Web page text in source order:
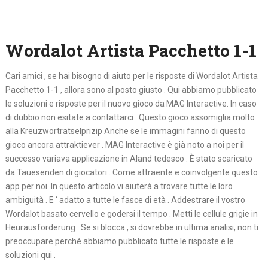
Wordalot Artista Pacchetto 1-1
Cari amici , se hai bisogno di aiuto per le risposte di Wordalot Artista
Pacchetto 1-1 , allora sono al posto giusto . Qui abbiamo pubblicato
le soluzioni e risposte per il nuovo gioco da MAG Interactive. In caso
di dubbio non esitate a contattarci . Questo gioco assomiglia molto
alla Kreuzwortratselprizip Anche se le immagini fanno di questo
gioco ancora attraktiever . MAG Interactive è già noto a noi per il
successo variava applicazione in Aland tedesco . È stato scaricato
da Tauesenden di giocatori . Come attraente e coinvolgente questo
app per noi. In questo articolo vi aiuterà a trovare tutte le loro
ambiguità . E ‘ adatto a tutte le fasce di età . Addestrare il vostro
Wordalot basato cervello e godersi il tempo . Metti le cellule grigie in
Heurausforderung . Se si blocca , si dovrebbe in ultima analisi, non ti
preoccupare perché abbiamo pubblicato tutte le risposte e le
soluzioni qui .